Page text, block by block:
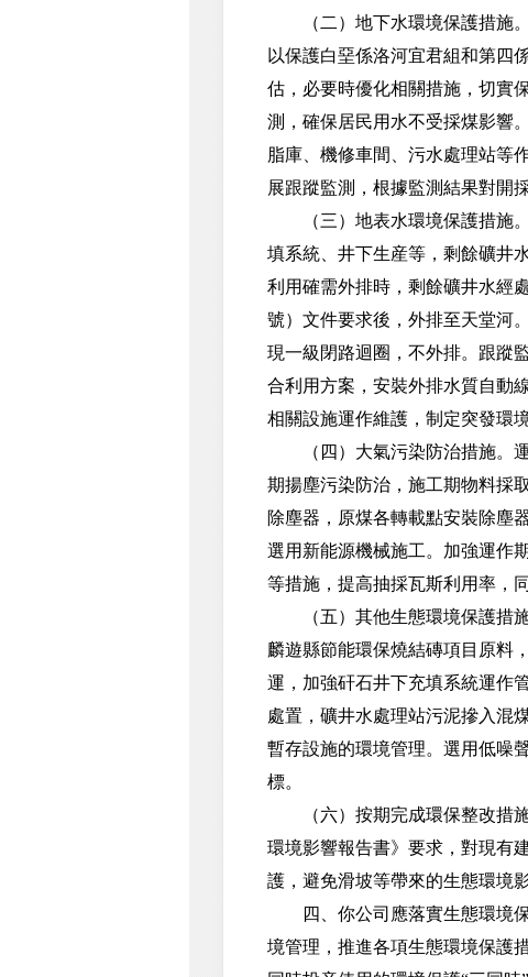
（二）地下水環境保護措施。
以保護白堊係洛河宜君組和第四
估，必要時優化相關措施，切實
測，確保居民用水不受採煤影響
脂庫、機修車間、污水處理站等
展跟蹤監測，根據監測結果對開
（三）地表水環境保護措施。
填系統、井下生産等，剩餘礦井
利用確需外排時，剩餘礦井水經
號）文件要求後，外排至天堂河
現一級閉路迴圈，不外排。跟蹤
合利用方案，安裝外排水質自動
相關設施運作維護，制定突發環
（四）大氣污染防治措施。運
期揚塵污染防治，施工期物料採
除塵器，原煤各轉載點安裝除塵
選用新能源機械施工。加強運作
等措施，提高抽採瓦斯利用率，
（五）其他生態環境保護措施
麟遊縣節能環保燒結磚項目原料
運，加強矸石井下充填系統運作
處置，礦井水處理站污泥摻入混
暫存設施的環境管理。選用低噪
標。
（六）按期完成環保整改措施
環境影響報告書》要求，對現有
護，避免滑坡等帶來的生態環境影
四、你公司應落實生態環境保
境管理，推進各項生態環境保護